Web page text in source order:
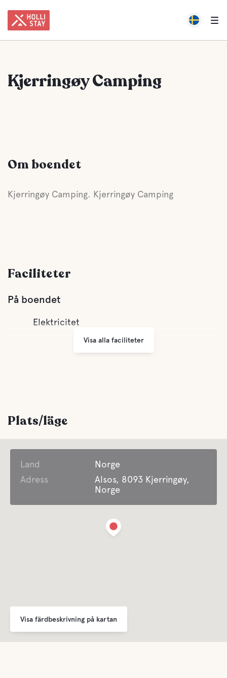
Kjerringøy Camping
Om boendet
Kjerringøy Camping. Kjerringøy Camping
Faciliteter
På boendet
Elektricitet
Visa alla faciliteter
Plats/läge
Land
Norge
Adress
Alsos, 8093 Kjerringøy,
Norge
Visa färdbeskrivning på kartan